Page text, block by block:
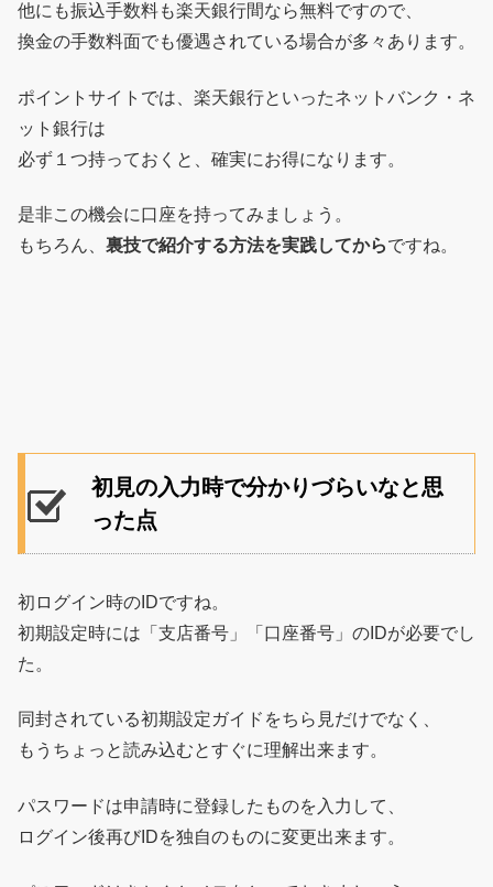
他にも振込手数料も楽天銀行間なら無料ですので、
換金の手数料面でも優遇されている場合が多々あります。
ポイントサイトでは、楽天銀行といったネットバンク・ネ
ット銀行は
必ず１つ持っておくと、確実にお得になります。
是非この機会に口座を持ってみましょう。
もちろん、 裏技で紹介する方法を実践してからですね。
初見の入力時で分かりづらいなと思
った点
初ログイン時のIDですね。
初期設定時には「支店番号」「口座番号」のIDが必要でし
た。
同封されている初期設定ガイドをちら見だけでなく、
もうちょっと読み込むとすぐに理解出来ます。
パスワードは申請時に登録したものを入力して、
ログイン後再びIDを独自のものに変更出来ます。